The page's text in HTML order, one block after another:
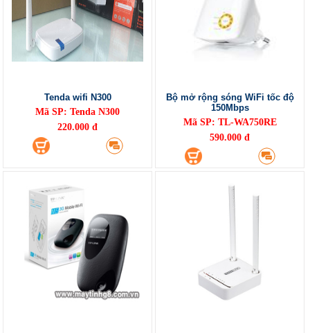
Tenda wifi N300
Mã SP: Tenda N300
220.000 đ
Bộ mở rộng sóng WiFi tốc độ
150Mbps
Mã SP: TL-WA750RE
590.000 đ